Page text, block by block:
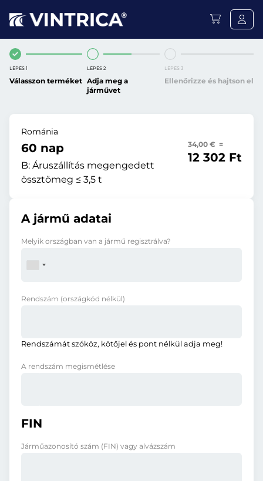
LÉPÉS 1
Válasszon terméket
LÉPÉS 2
Adja meg a
járművet
LÉPÉS 3
Ellenőrizze és hajtson el
Románia
60 nap
B: Áruszállítás megengedett
össztömeg ≤ 3,5 t
34,00 € =
12 302 Ft
A jármű adatai
Melyik országban van a jármű regisztrálva?
Rendszám (országkód nélkül)
Rendszámát szóköz, kötőjel és pont nélkül adja meg!
A rendszám megismétlése
FIN
Járműazonosító szám (FIN) vagy alvázszám